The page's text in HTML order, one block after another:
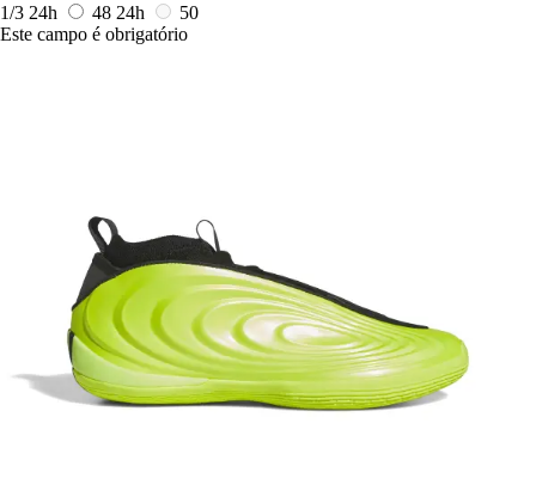
1/3 24h 48 24h
50
Este campo é obrigatório